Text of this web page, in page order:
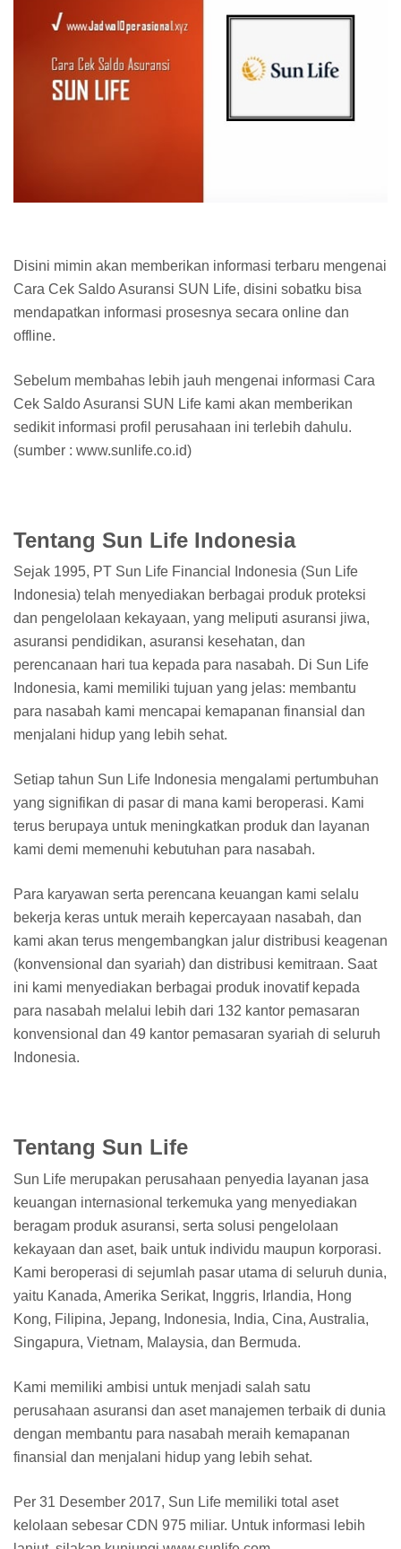
Disini mimin akan memberikan informasi terbaru mengenai
Cara Cek Saldo Asuransi SUN Life, disini sobatku bisa
mendapatkan informasi prosesnya secara online dan
offline.
Sebelum membahas lebih jauh mengenai informasi Cara
Cek Saldo Asuransi SUN Life kami akan memberikan
sedikit informasi profil perusahaan ini terlebih dahulu.
(sumber : www.sunlife.co.id)
Tentang Sun Life Indonesia
Sejak 1995, PT Sun Life Financial Indonesia (Sun Life
Indonesia) telah menyediakan berbagai produk proteksi
dan pengelolaan kekayaan, yang meliputi asuransi jiwa,
asuransi pendidikan, asuransi kesehatan, dan
perencanaan hari tua kepada para nasabah. Di Sun Life
Indonesia, kami memiliki tujuan yang jelas: membantu
para nasabah kami mencapai kemapanan finansial dan
menjalani hidup yang lebih sehat.
Setiap tahun Sun Life Indonesia mengalami pertumbuhan
yang signifikan di pasar di mana kami beroperasi. Kami
terus berupaya untuk meningkatkan produk dan layanan
kami demi memenuhi kebutuhan para nasabah.
Para karyawan serta perencana keuangan kami selalu
bekerja keras untuk meraih kepercayaan nasabah, dan
kami akan terus mengembangkan jalur distribusi keagenan
(konvensional dan syariah) dan distribusi kemitraan. Saat
ini kami menyediakan berbagai produk inovatif kepada
para nasabah melalui lebih dari 132 kantor pemasaran
konvensional dan 49 kantor pemasaran syariah di seluruh
Indonesia.
Tentang Sun Life
Sun Life merupakan perusahaan penyedia layanan jasa
keuangan internasional terkemuka yang menyediakan
beragam produk asuransi, serta solusi pengelolaan
kekayaan dan aset, baik untuk individu maupun korporasi.
Kami beroperasi di sejumlah pasar utama di seluruh dunia,
yaitu Kanada, Amerika Serikat, Inggris, Irlandia, Hong
Kong, Filipina, Jepang, Indonesia, India, Cina, Australia,
Singapura, Vietnam, Malaysia, dan Bermuda.
Kami memiliki ambisi untuk menjadi salah satu
perusahaan asuransi dan aset manajemen terbaik di dunia
dengan membantu para nasabah meraih kemapanan
finansial dan menjalani hidup yang lebih sehat.
Per 31 Desember 2017, Sun Life memiliki total aset
kelolaan sebesar CDN 975 miliar. Untuk informasi lebih